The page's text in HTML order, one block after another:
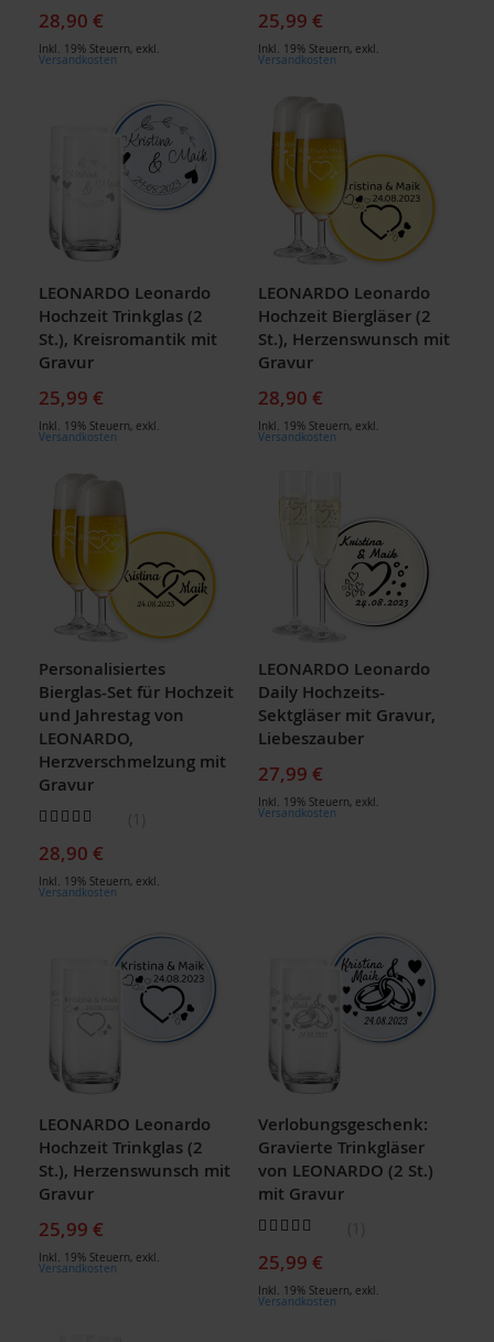
28,90 €
Inkl. 19% Steuern, exkl.
Versandkosten
25,99 €
Inkl. 19% Steuern, exkl.
Versandkosten
LEONARDO Leonardo
Hochzeit Trinkglas (2
St.), Kreisromantik mit
Gravur
25,99 €
Inkl. 19% Steuern, exkl.
Versandkosten
LEONARDO Leonardo
Hochzeit Biergläser (2
St.), Herzenswunsch mit
Gravur
28,90 €
Inkl. 19% Steuern, exkl.
Versandkosten
Personalisiertes
Bierglas-Set für Hochzeit
und Jahrestag von
LEONARDO,
Herzverschmelzung mit
Gravur
Bewertung:
28,90 €
Inkl. 19% Steuern, exkl.
Versandkosten
LEONARDO Leonardo
Daily Hochzeits-
Sektgläser mit Gravur,
Liebeszauber
27,99 €
Inkl. 19% Steuern, exkl.
Versandkosten
LEONARDO Leonardo
Hochzeit Trinkglas (2
St.), Herzenswunsch mit
Gravur
25,99 €
Inkl. 19% Steuern, exkl.
Versandkosten
Verlobungsgeschenk:
Gravierte Trinkgläser
von LEONARDO (2 St.)
mit Gravur
Bewertung:
25,99 €
Inkl. 19% Steuern, exkl.
Versandkosten